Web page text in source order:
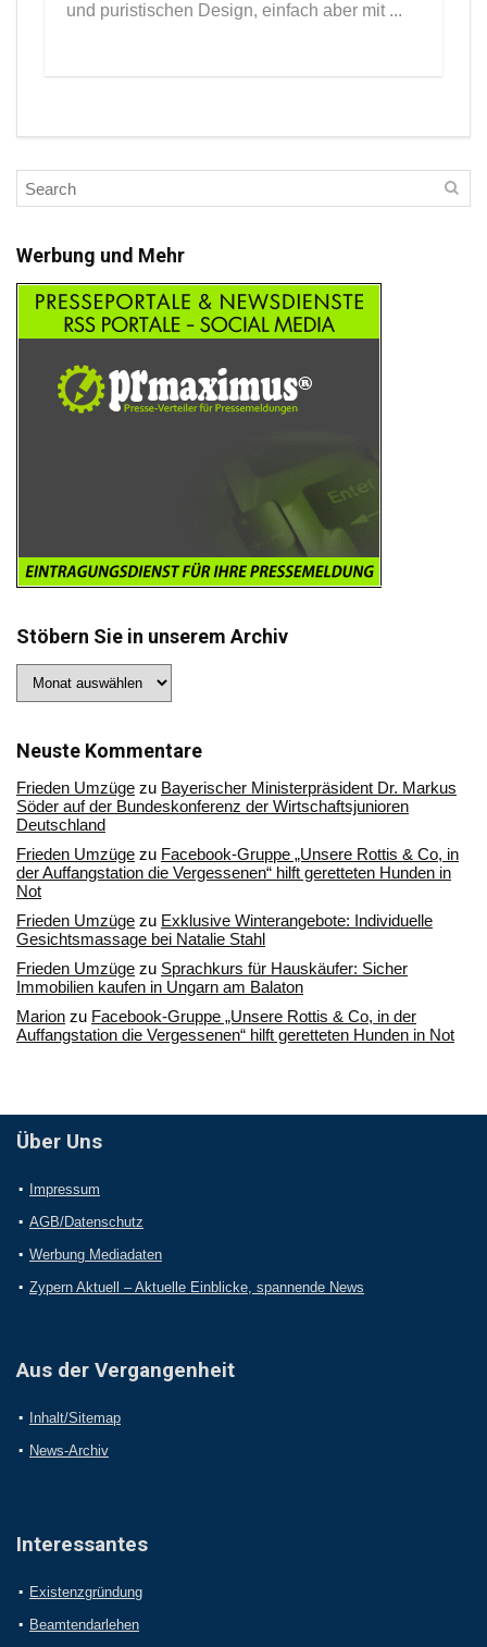
und puristischen Design, einfach aber mit ...
Werbung und Mehr
Stöbern Sie in unserem Archiv
Sie
Archiv
Neuste Kommentare
Frieden Umzüge zu Bayerischer Ministerpräsident Dr. Markus
Söder auf der Bundeskonferenz der Wirtschaftsjunioren
Deutschland
Frieden Umzüge zu Facebook-Gruppe „Unsere Rottis & Co, in
der Auffangstation die Vergessenen“ hilft geretteten Hunden in
Not
Frieden Umzüge zu Exklusive Winterangebote: Individuelle
Gesichtsmassage bei Natalie Stahl
Frieden Umzüge zu Sprachkurs für Hauskäufer: Sicher
Immobilien kaufen in Ungarn am Balaton
Marion zu Facebook-Gruppe „Unsere Rottis & Co, in der
Auffangstation die Vergessenen“ hilft geretteten Hunden in Not
Über Uns
Impressum
AGB/Datenschutz
Werbung Mediadaten
Zypern Aktuell – Aktuelle Einblicke, spannende News
Aus der Vergangenheit
Inhalt/Sitemap
News-Archiv
Interessantes
Existenzgründung
Beamtendarlehen